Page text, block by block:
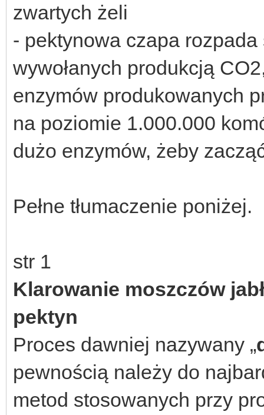
zwartych żeli
- pektynowa czapa
wywołanych produkcją
enzymów produkowanych
na poziomie 1.000.000
dużo enzymów, żeby
Pełne tłumaczenie poniżej.
str 1
Klarowanie moszczów
pektyn
Proces dawniej nazywany „
pewnością należy do
metod stosowanych przy